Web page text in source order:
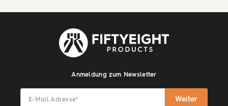
Anmeldung zum Newsletter
E-Mail Adresse* Weiter